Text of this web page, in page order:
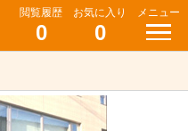
閲覧履歴
0
お気に入り
0
メニュー